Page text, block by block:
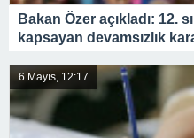
Bakan Özer açıkladı: 12.
kapsayan devamsızlık
6 Mayıs, 12:17